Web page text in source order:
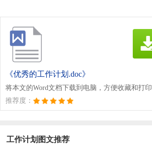
《优秀的工作计划.doc》
将本文的Word文档下载到电脑，方便收藏和打印
推荐度：
工作计划图文推荐